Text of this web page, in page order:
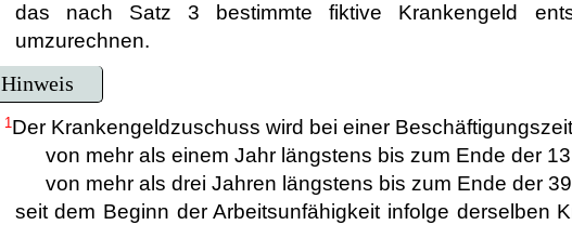
das nach Satz 3 bestimmte fiktive Krankengeld
umzurechnen.
Hinweis
1Der Krankengeldzuschuss wird bei einer
von mehr als einem Jahr längstens bis zum Ende der
von mehr als drei Jahren längstens bis zum Ende der
seit dem Beginn der Arbeitsunfähigkeit infolge derselben